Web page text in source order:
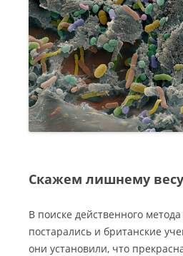
Скажем лишнему
В поиске действенного
постарались и британские
они установили, что